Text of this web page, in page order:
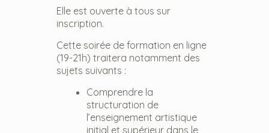
Elle est ouverte à tous sur
inscription.
Cette soirée de formation en ligne
(19-21h) traitera notamment des
sujets suivants :
Comprendre la
structuration de
l’enseignement artistique
initial et supérieur dans le